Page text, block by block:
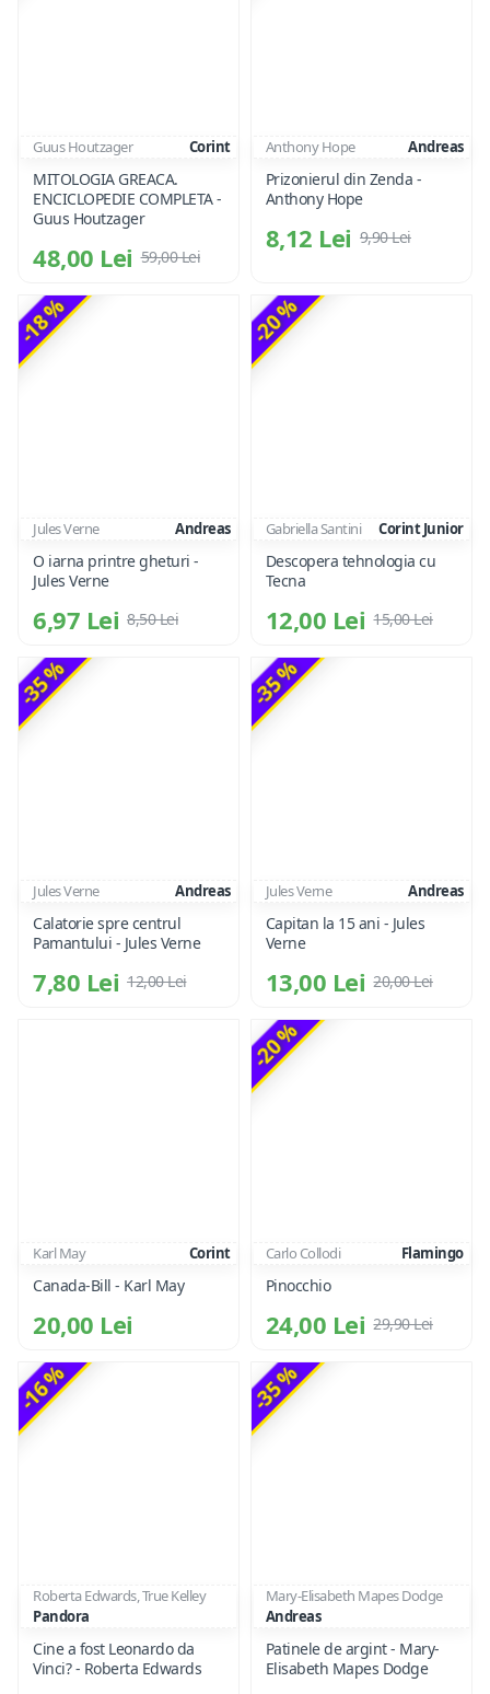
Guus Houtzager Corint
MITOLOGIA GREACA.
ENCICLOPEDIE COMPLETA -
Guus Houtzager
48,00 Lei 59,00 Lei
Anthony Hope Andreas
Prizonierul din Zenda -
Anthony Hope
8,12 Lei 9,90 Lei
-18 %
Jules Verne Andreas
O iarna printre gheturi -
Jules Verne
6,97 Lei 8,50 Lei
-20 %
Gabriella Santini Corint Junior
Descopera tehnologia cu
Tecna
12,00 Lei 15,00 Lei
-35 %
Jules Verne Andreas
Calatorie spre centrul
Pamantului - Jules Verne
7,80 Lei 12,00 Lei
-35 %
Jules Verne Andreas
Capitan la 15 ani - Jules
Verne
13,00 Lei 20,00 Lei
Karl May Corint
Canada-Bill - Karl May
20,00 Lei
-20 %
Carlo Collodi Flamingo
Pinocchio
24,00 Lei 29,90 Lei
-16 %
Roberta Edwards, True Kelley
Pandora
Cine a fost Leonardo da
Vinci? - Roberta Edwards
-35 %
Mary-Elisabeth Mapes Dodge
Andreas
Patinele de argint - Mary-
Elisabeth Mapes Dodge